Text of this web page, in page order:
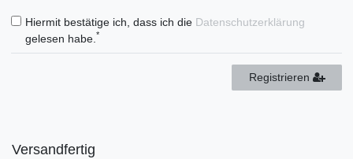
Hiermit bestätige ich, dass ich die Daten­schutz­erklärung
gelesen habe. *
Registrieren
Versandfertig